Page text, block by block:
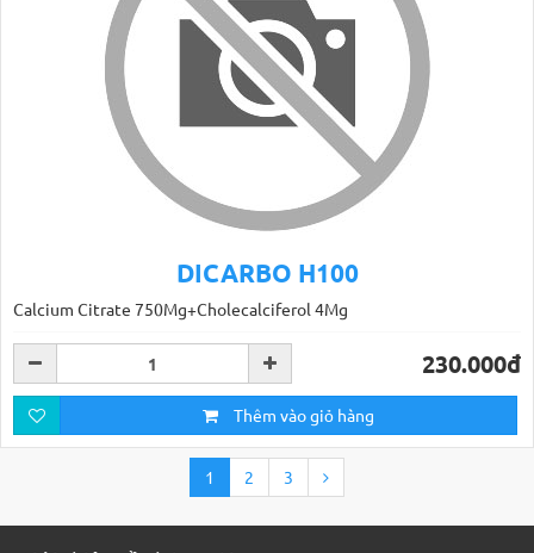
DICARBO H100
Calcium Citrate 750Mg+Cholecalciferol 4Mg
230.000đ
Thêm vào giỏ hàng
1 2 3